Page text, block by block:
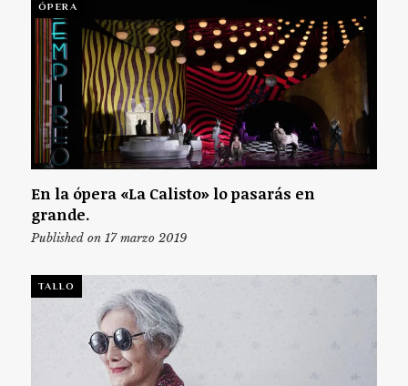
ÓPERA
En la ópera «La Calisto» lo pasarás en
grande.
Published on 17 marzo 2019
TALLO